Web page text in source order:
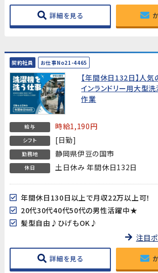
詳細を見る
契約社員 お仕事No21-4465
【年間休日132日】人
インランドリー用大型
作業
給与 時給1,190円
シフト [日勤]
勤務地 静岡県伊豆の国市
休日 土日休み 年間休日132日
年間休日130日以上で月収22万以上可！
20代30代40代50代の男性活躍中★
髪型自由♪ひげもOK♪
注目
詳細を見る